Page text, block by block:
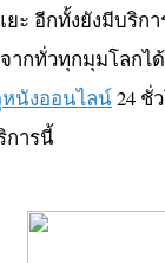
ะ อีกทั้งยังมีบริก
ากทั่วทุกมุมโลกไ
นังออนไลน์24 ชั่
การนี้